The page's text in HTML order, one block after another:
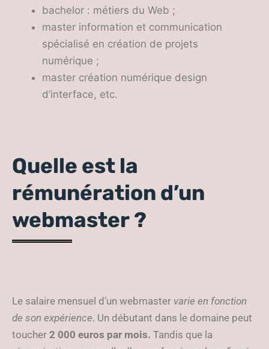
bachelor : métiers du Web ;
master information et communication
spécialisé en création de projets
numérique ;
master création numérique design
d’interface, etc.
Quelle est la
rémunération d’un
webmaster ?
Le salaire mensuel d’un webmaster varie en fonction
de son expérience. Un débutant dans le domaine peut
toucher 2 000 euros par mois. Tandis que la